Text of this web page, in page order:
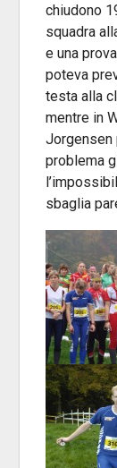
chiudono
squadra
e una
poteva
testa alla
mentre in
Jorgensen
problema
sbaglia